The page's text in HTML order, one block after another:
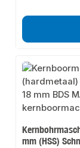
mm (HSS)